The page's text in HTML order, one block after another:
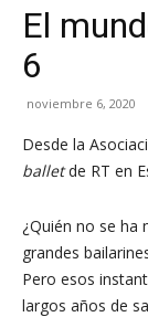
El
6
noviembre 6, 2020
Desde la
balletde RT en
¿Quién no se ha
grandes
Pero esos
largos años de